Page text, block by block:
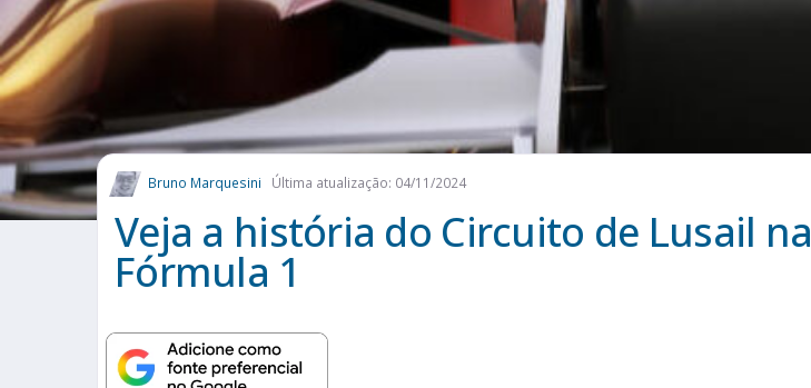
Bruno Marquesini Última atualização: 04/11/2024
Veja a história do Circuito de Lusail na
Fórmula 1